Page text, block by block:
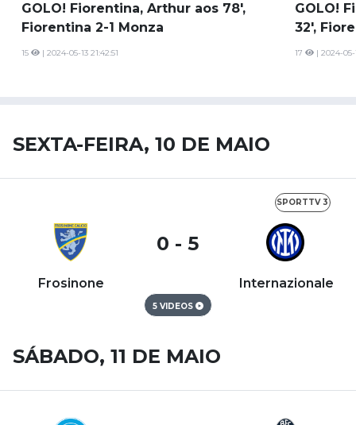
GOLO! Fiorentina, Arthur aos 78',
Fiorentina 2-1 Monza
15 | 2024-05-13 21:42:51
GOLO!
32',
17 | 2024-05-
SEXTA-FEIRA, 10 DE MAIO
SPORTTV 3
Frosinone
0 - 5
Internazionale
5 VIDEOS
SÁBADO, 11 DE MAIO